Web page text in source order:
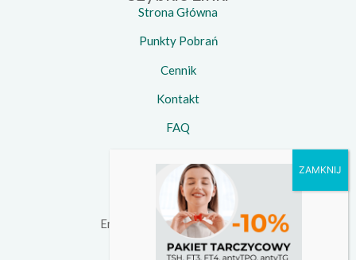
Strona Główna
Punkty Pobrań
Cennik
Kontakt
FAQ
Kontakt
734 924 924
Email: kontakt@witamedica.pl